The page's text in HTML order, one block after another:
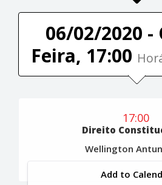
06/02/2020
Feira, 17:00
17:00
Direito
Wellington
Add to